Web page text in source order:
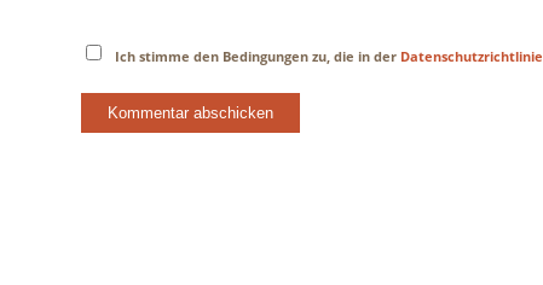
Ich stimme den Bedingungen zu, die in der Datenschutzrichtlinie